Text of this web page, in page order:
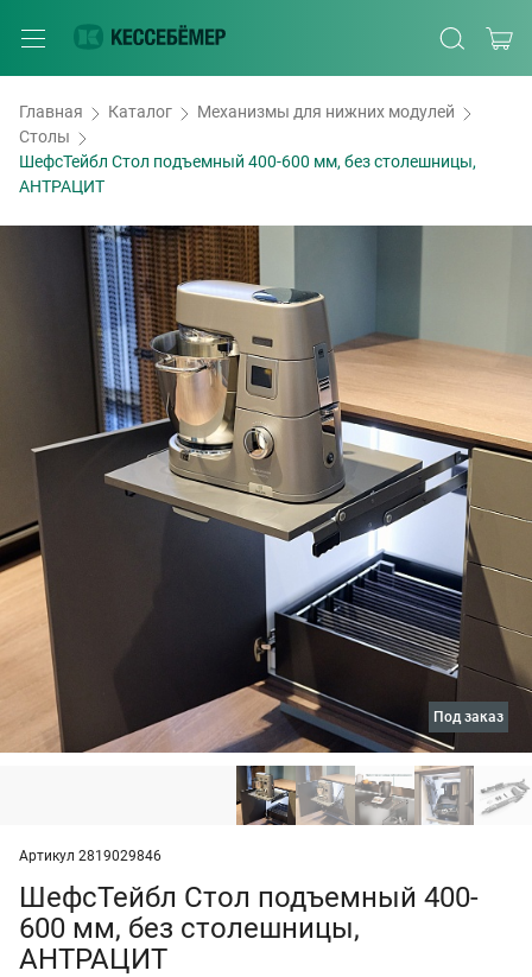
Главная Каталог
Механизмы для нижних модулей
Столы
ШефсТейбл Стол подъемный 400-600 мм, без столешницы,
АНТРАЦИТ
под заказ
Артикул 2819029846
ШефсТейбл Стол подъемный 400-
600 мм, без столешницы,
АНТРАЦИТ